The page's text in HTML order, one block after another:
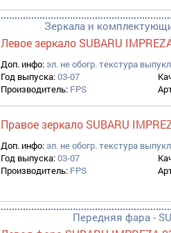
Зеркала и
Левое зеркало SUBARU
Доп. инфо:эл. не обогр. текстура
Год выпуска:03-07
Производитель: FPS
Правое зеркало SUBARU
Доп. инфо:эл. не обогр. текстура
Год выпуска:03-07
Производитель: FPS
Передняя фара -